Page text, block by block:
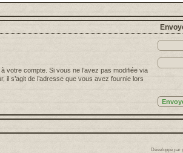
votre compte. Si vous ne l’avez pas modifiée via
il s’agit de l’adresse que vous avez fournie lors
Développé par